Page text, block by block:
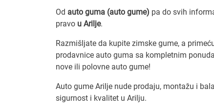
Od auto guma (auto gume) pa do svih
pravo u Arilje.
Razmišljate da kupite zimske gume, a
prodavnice auto guma sa kompletnim
nove ili polovne auto gume!
Auto gume Arilje nude prodaju, montažu i
sigurnost i kvalitet u Arilju.